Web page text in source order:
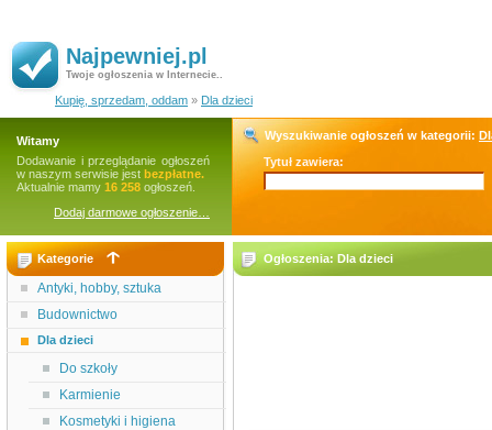
Najpewniej.pl
Twoje ogłoszenia w Internecie..
Kupię, sprzedam, oddam » Dla dzieci
Witamy
Dodawanie i przeglądanie ogłoszeń
w naszym serwisie jest bezpłatne.
Aktualnie mamy 16 258 ogłoszeń.
Dodaj darmowe ogłoszenie…
Wyszukiwanie ogłoszeń w kategorii:
Tytuł zawiera:
Kategorie
Antyki, hobby, sztuka
Budownictwo
Dla dzieci
Do szkoły
Karmienie
Kosmetyki i higiena
Ogłoszenia: Dla dzieci